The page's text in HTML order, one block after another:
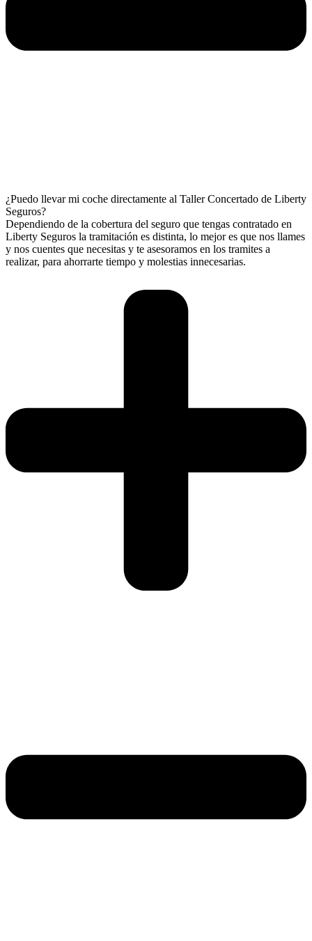
¿Puedo llevar mi coche directamente al Taller Concertado de Liberty
Seguros?
Dependiendo de la cobertura del seguro que tengas contratado en
Liberty Seguros la tramitación es distinta, lo mejor es que nos llames
y nos cuentes que necesitas y te asesoramos en los tramites a
realizar, para ahorrarte tiempo y molestias innecesarias.